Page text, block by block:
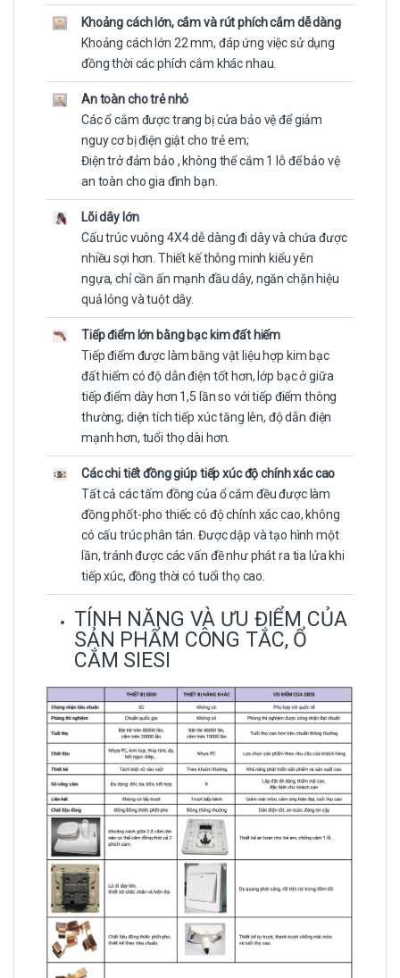
Khoảng cách lớn, cắm và rút phích cắm dễ dàng
Khoảng cách lớn 22 mm, đáp ứng việc sử dụng
đồng thời các phích cắm khác nhau.
An toàn cho trẻ nhỏ
Các ổ cắm được trang bị cửa bảo vệ để giảm
nguy cơ bị điện giật cho trẻ em;
Điện trở đảm bảo , không thể cắm 1 lỗ để bảo vệ
an toàn cho gia đình bạn.
Lõi dây lớn
Cấu trúc vuông 4X4 dễ dàng đi dây và chứa được
nhiều sợi hơn. Thiết kế thông minh kiểu yên
ngựa, chỉ cần ấn mạnh đầu dây, ngăn chặn hiệu
quả lỏng và tuột dây.
Tiếp điểm lớn bằng bạc kim đất hiếm
Tiếp điểm được làm bằng vật liệu hợp kim bạc
đất hiếm có độ dẫn điện tốt hơn, lớp bạc ở giữa
tiếp điểm dày hơn 1,5 lần so với tiếp điểm thông
thường; diện tích tiếp xúc tăng lên, độ dẫn điện
mạnh hơn, tuổi thọ dài hơn.
Các chi tiết đồng giúp tiếp xúc độ chính xác cao
Tất cả các tấm đồng của ổ cắm đều được làm
đồng phốt-pho thiếc có độ chính xác cao, không
có cấu trúc phân tán. Được dập và tạo hình một
lần, tránh được các vấn đề như phát ra tia lửa khi
tiếp xúc, đồng thời có tuổi thọ cao.
TÍNH NĂNG VÀ ƯU ĐIỂM CỦA
SẢN PHẨM CÔNG TẮC, Ổ
CẮM SIESI